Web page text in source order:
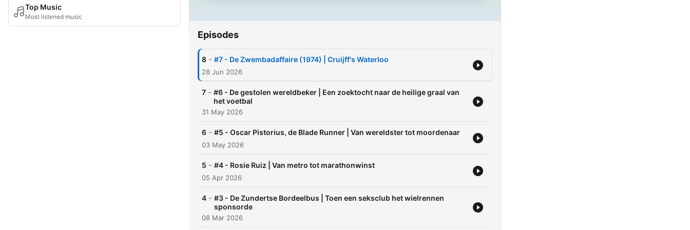
Top Music
Most listened music
Episodes
8 - #7 - De Zwembadaffaire (1974) | Cruijff's Waterloo
28 Jun 2026
7 - #6 - De gestolen wereldbeker | Een zoektocht naar de heilige graal van
het voetbal
31 May 2026
6 - #5 - Oscar Pistorius, de Blade Runner | Van wereldster tot moordenaar
03 May 2026
5 - #4 - Rosie Ruiz | Van metro tot marathonwinst
05 Apr 2026
4 - #3 - De Zundertse Bordeelbus | Toen een seksclub het wielrennen
sponsorde
08 Mar 2026